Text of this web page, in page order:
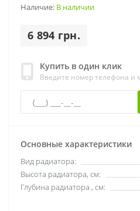
Наличие: В наличии
6 894 грн.
Купить в один клик
Введите номер телефона и
Основные характеристики
Вид радиатора:
Высота радиатора, см:
Глубина радиатора , см: